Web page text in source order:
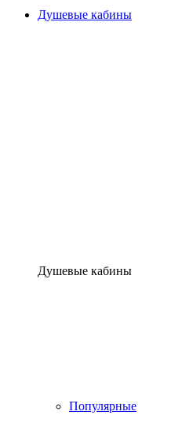
Душевые кабины
Душевые кабины
Популярные